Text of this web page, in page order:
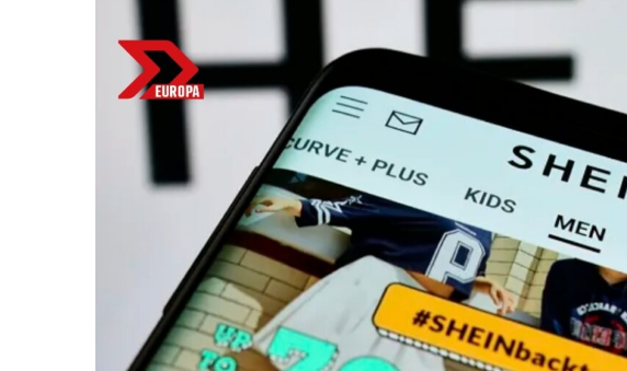
Bitcoin(BTC) $ 64,923.00 Ethereum(ETH) $ 1,912.30